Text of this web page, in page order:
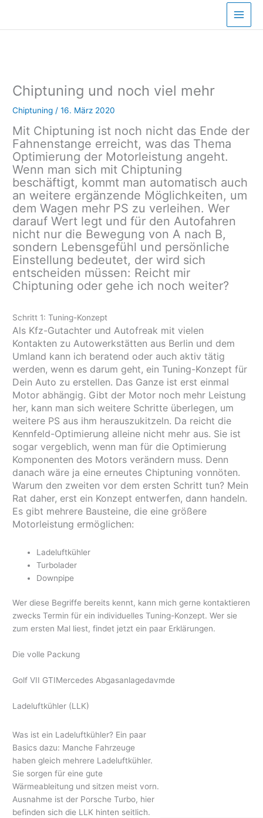
springen
Chiptuning und noch viel mehr
Chiptuning /16. März 2020
Mit Chiptuning ist noch nicht das Ende der
Fahnenstange erreicht, was das Thema
Optimierung der Motorleistung angeht.
Wenn man sich mit Chiptuning
beschäftigt, kommt man automatisch auch
an weitere ergänzende Möglichkeiten, um
dem Wagen mehr PS zu verleihen. Wer
darauf Wert legt und für den Autofahren
nicht nur die Bewegung von A nach B,
sondern Lebensgefühl und persönliche
Einstellung bedeutet, der wird sich
entscheiden müssen: Reicht mir
Chiptuning oder gehe ich noch weiter?
Schritt 1: Tuning-Konzept
Als Kfz-Gutachter und Autofreak mit vielen
Kontakten zu Autowerkstätten aus Berlin und dem
Umland kann ich beratend oder auch aktiv tätig
werden, wenn es darum geht, ein Tuning-Konzept für
Dein Auto zu erstellen. Das Ganze ist erst einmal
Motor abhängig. Gibt der Motor noch mehr Leistung
her, kann man sich weitere Schritte überlegen, um
weitere PS aus ihm herauszukitzeln. Da reicht die
Kennfeld-Optimierung alleine nicht mehr aus. Sie ist
sogar vergeblich, wenn man für die Optimierung
Komponenten des Motors verändern muss. Denn
danach wäre ja eine erneutes Chiptuning vonnöten.
Warum den zweiten vor dem ersten Schritt tun? Mein
Rat daher, erst ein Konzept entwerfen, dann handeln.
Es gibt mehrere Bausteine, die eine größere
Motorleistung ermöglichen:
Ladeluftkühler
Turbolader
Downpipe
Wer diese Begriffe bereits kennt, kann mich gerne kontaktieren
zwecks Termin für ein individuelles Tuning-Konzept. Wer sie
zum ersten Mal liest, findet jetzt ein paar Erklärungen.
Die volle Packung
Golf VII GTIMercedes Abgasanlagedavmde
Ladeluftkühler (LLK)
Was ist ein Ladeluftkühler? Ein paar
Basics dazu: Manche Fahrzeuge
haben gleich mehrere Ladeluftkühler.
Sie sorgen für eine gute
Wärmeableitung und sitzen meist vorn.
Ausnahme ist der Porsche Turbo, hier
befinden sich die LLK hinten seitlich.